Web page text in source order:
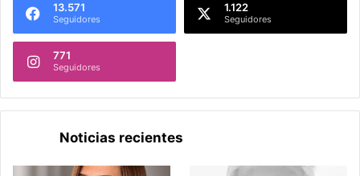
13.571
Seguidores
1.122
Seguidores
771
Seguidores
Noticias recientes